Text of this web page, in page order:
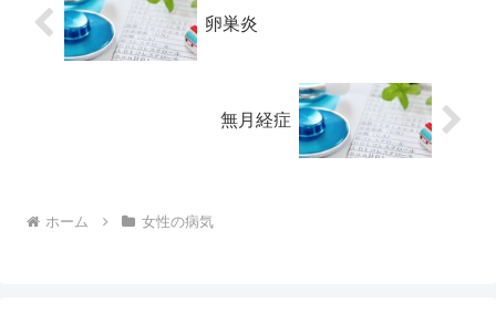
卵巣炎
無月経症
ホーム 女性の病気